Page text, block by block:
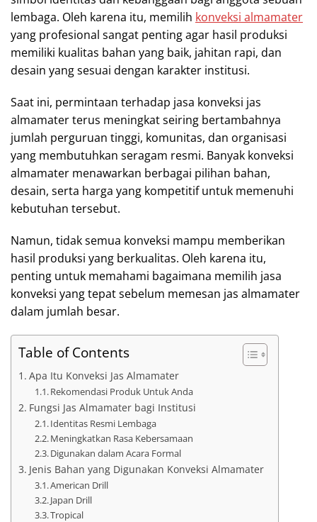
lembaga. Oleh karena itu, memilih konveksi almamater
yang profesional sangat penting agar hasil produksi
memiliki kualitas bahan yang baik, jahitan rapi, dan
desain yang sesuai dengan karakter institusi.
Saat ini, permintaan terhadap jasa konveksi jas
almamater terus meningkat seiring bertambahnya
jumlah perguruan tinggi, komunitas, dan organisasi
yang membutuhkan seragam resmi. Banyak konveksi
almamater menawarkan berbagai pilihan bahan,
desain, serta harga yang kompetitif untuk memenuhi
kebutuhan tersebut.
Namun, tidak semua konveksi mampu memberikan
hasil produksi yang berkualitas. Oleh karena itu,
penting untuk memahami bagaimana memilih jasa
konveksi yang tepat sebelum memesan jas almamater
dalam jumlah besar.
Table of Contents
Apa Itu Konveksi Jas Almamater
Rekomendasi Produk Untuk Anda
Fungsi Jas Almamater bagi Institusi
Identitas Resmi Lembaga
Meningkatkan Rasa Kebersamaan
Digunakan dalam Acara Formal
Jenis Bahan yang Digunakan Konveksi Almamater
American Drill
Japan Drill
Tropical